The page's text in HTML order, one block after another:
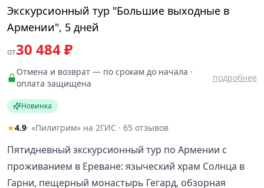
Экскурсионный тур "Большие выходные в
Армении", 5 дней
от30 484 ₽
Отмена и возврат — по срокам до начала ·
оплата защищена
подробнее
Новинка
★4.9· «Пилигрим» на 2ГИС · 65 отзывов
Пятидневный экскурсионный тур по Армении с
проживанием в Ереване: языческий храм Солнца в
Гарни, пещерный монастырь Гегард, обзорная